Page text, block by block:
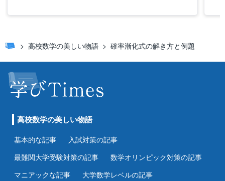
高校数学の美しい物語 確率漸化式の解き方と例題
高校数学の美しい物語
基本的な記事
入試対策の記事
最難関大学受験対策の記事
数学オリンピック対策の記事
マニアックな記事
大学数学レベルの記事